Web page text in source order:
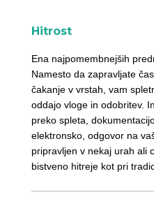
Hitrost
Ena najpomembnejših
Namesto da zapravljate
čakanje v vrstah, vam
oddajo vloge in odobritev.
preko spleta,
elektronsko, odgovor na
pripravljen v nekaj urah ali
bistveno hitreje kot pri